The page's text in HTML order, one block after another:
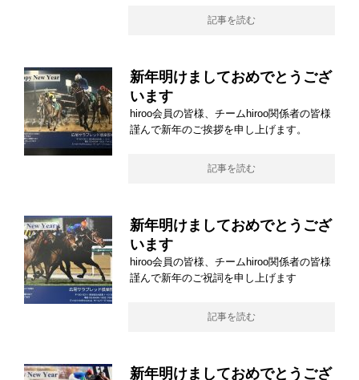
記事を読む
新年明けましておめでとうござ
います
hiroo会員の皆様、チームhiroo関係者の皆様
謹んで新年のご挨拶を申し上げます。
記事を読む
新年明けましておめでとうござ
います
hiroo会員の皆様、チームhiroo関係者の皆様
謹んで新年のご祝詞を申し上げます
記事を読む
新年明けましておめでとうござ